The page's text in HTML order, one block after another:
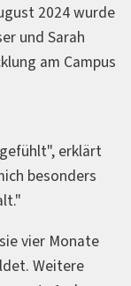
2024 wurde
und Sarah
am Campus
erklärt
besonders
vier Monate
Weitere